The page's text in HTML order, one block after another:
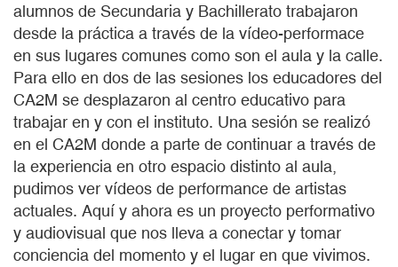
alumnos de Secundaria y Bachillerato trabajaron
desde la práctica a través de la vídeo-performace
en sus lugares comunes como son el aula y la calle.
Para ello en dos de las sesiones los educadores del
CA2M se desplazaron al centro educativo para
trabajar en y con el instituto. Una sesión se realizó
en el CA2M donde a parte de continuar a través de
la experiencia en otro espacio distinto al aula,
pudimos ver vídeos de performance de artistas
actuales. Aquí y ahora es un proyecto performativo
y audiovisual que nos lleva a conectar y tomar
conciencia del momento y el lugar en que vivimos.